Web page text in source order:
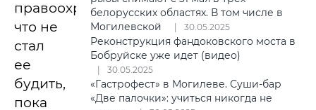
правоохранителям,
что не
стал
ее
будить,
пока
белорусских областях. В том числе в
Могилевской
30.05.2025
Реконструкция фандоковского моста в
Бобруйске уже идет (видео)
30.05.2025
«Гастрофест» в Могилеве. Суши-бар
«Две палочки»: учиться никогда не